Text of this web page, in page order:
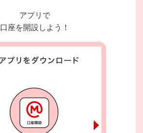
アプリで
口座を開設しよう！